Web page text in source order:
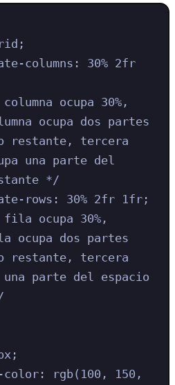
;
columns : 30% 2fr
ocupa 30%,
ocupa dos partes
restante, tercera
una parte del
*/
rows : 30% 2fr 1fr ;
ocupa 30%,
ocupa dos partes
restante, tercera
parte del espacio
;
color : rgb( 100 , 150 ,